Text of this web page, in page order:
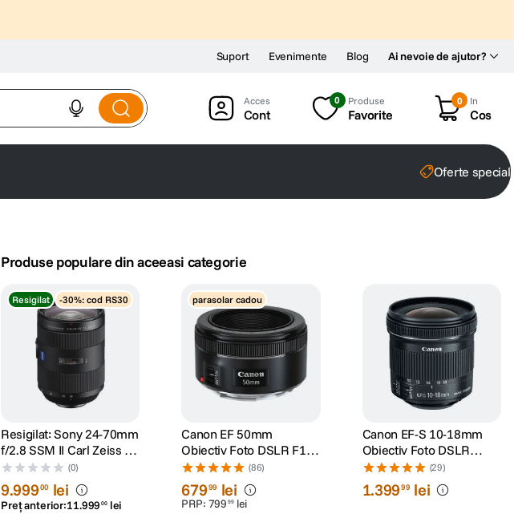
Ai nevoie de ajutor?
Suport Evenimente Blog
Cont
0 Produse
Favorite
0 In
Cos
Oferte
Produse populare din aceeasi categorie
Resigilat -30%: cod RS30
Resigilat: Sony 24-70mm
f/2.8 SSM II Carl Zeiss T*
ZA Alpha A-Mount -
RS125029116-1
(0)
9.99900 lei
Preț anterior:11.999 00 lei
parasolar cadou
Canon EF 50mm
Obiectiv Foto DSLR F1.8
STM
(86)
67999 lei
PRP: 799 99 lei
Canon EF-S 10-18mm
Obiectiv Foto DSLR
F/4.5-5.6 IS STM
(29)
1.39999 lei